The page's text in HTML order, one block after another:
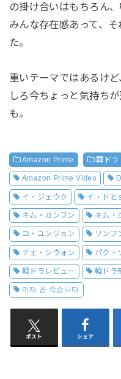
の掛け合いはもちろん
みんな存在感あって、
た。
重いテーマではあるけ
しろ今ちょっと気持ち
も。
Amazon Prime 韓ドラ
Amazon Prime Video
イ・ジェウク イ・ドヒ
キム・ガンフン キム・
コ・ユンジョン ソンフ
チェ・シウォン パク・
韓ドラレビュー 韓ドラ
이재 곧 죽습니다
ポスト シェア